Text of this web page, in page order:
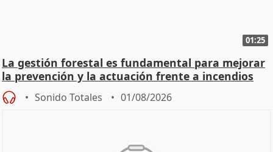
01:25
La gestión forestal es fundamental para mejorar
la prevención y la actuación frente a incendios
Sonido Totales 01/08/2026